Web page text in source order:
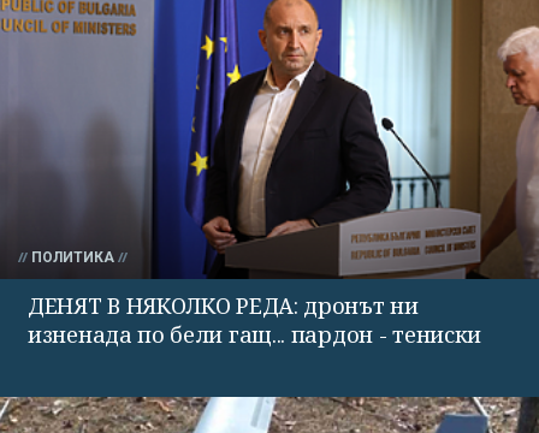
ПОЛИТИКА
ДЕНЯТ В НЯКОЛКО РЕДА: дронът ни
изненада по бели гащ... пардон - тениски